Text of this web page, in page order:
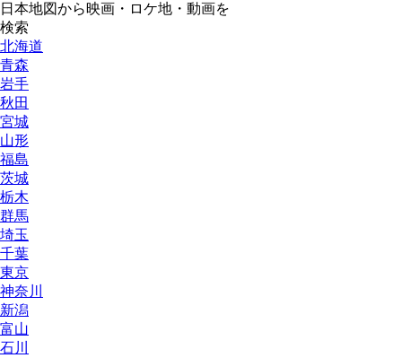
日本地図から映画・ロケ地・動画を
検索
北海道
青森
岩手
秋田
宮城
山形
福島
茨城
栃木
群馬
埼玉
千葉
東京
神奈川
新潟
富山
石川